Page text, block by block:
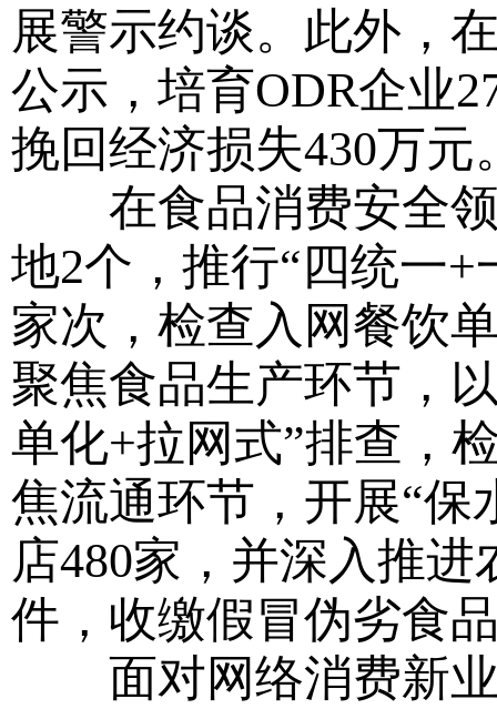
展警示约谈。此外，
公示，培育ODR企业
挽回经济损失430万元
在食品消费安全领
地2个，推行“四统一
家次，检查入网餐饮
聚焦食品生产环节，
单化+拉网式”排查，
焦流通环节，开展“保
店480家，并深入推
件，收缴假冒伪劣食
面对网络消费新业